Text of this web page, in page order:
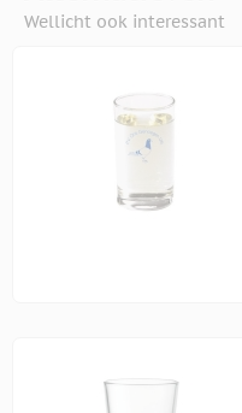
Wellicht ook interessant